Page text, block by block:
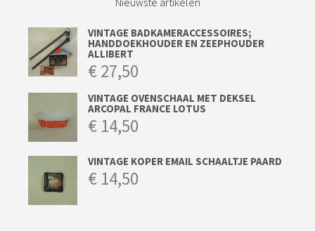
VINTAGE BADKAMERACCESSOIRES;
HANDDOEKHOUDER EN ZEEPHOUDER
ALLIBERT
€27,50
VINTAGE OVENSCHAAL MET DEKSEL
ARCOPAL FRANCE LOTUS
€ 14,50
VINTAGE KOPER EMAIL SCHAALTJE PAARD
€ 14,50